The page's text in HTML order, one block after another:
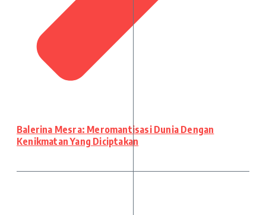
Balerina Mesra: Meromantisasi Dunia Dengan
Kenikmatan Yang Diciptakan